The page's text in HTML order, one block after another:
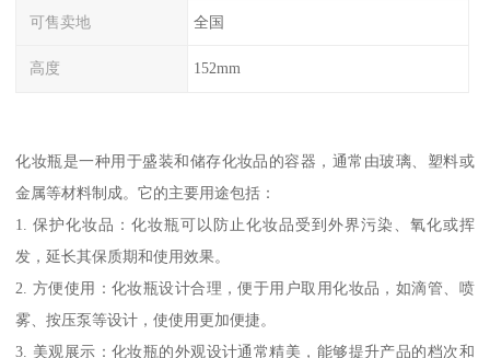
可售卖地 全国
高度 152mm
化妆瓶是一种用于盛装和储存化妆品的容器，通常由玻璃、塑料或
金属等材料制成。它的主要用途包括：
1. 保护化妆品：化妆瓶可以防止化妆品受到外界污染、氧化或挥
发，延长其保质期和使用效果。
2. 方便使用：化妆瓶设计合理，便于用户取用化妆品，如滴管、喷
雾、按压泵等设计，使使用更加便捷。
3. 美观展示：化妆瓶的外观设计通常精美，能够提升产品的档次和